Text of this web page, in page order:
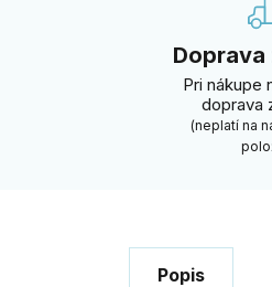
Doprava
Pri nákupe
doprava
(neplatí na
Popis